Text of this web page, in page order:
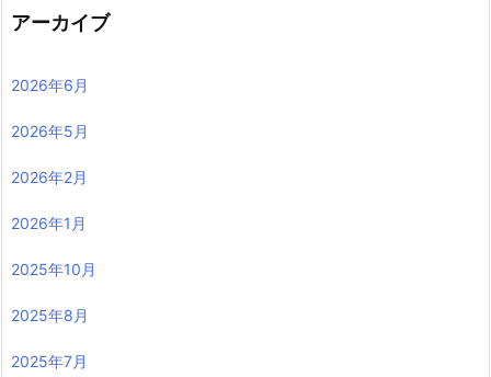
アーカイブ
2026年6月
2026年5月
2026年2月
2026年1月
2025年10月
2025年8月
2025年7月